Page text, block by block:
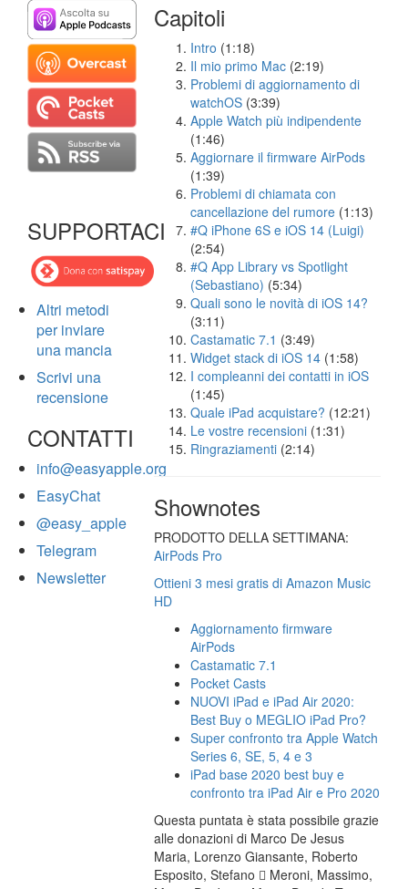
SUPPORTACI
Altri metodi
per inviare
una mancia
Scrivi una
recensione
CONTATTI
info@easyapple.org
EasyChat
@easy_apple
Telegram
Newsletter
Capitoli
Intro (1:18)
Il mio primo Mac (2:19)
Problemi di aggiornamento di
watchOS (3:39)
Apple Watch più indipendente
(1:46)
Aggiornare il firmware AirPods
(1:39)
Problemi di chiamata con
cancellazione del rumore (1:13)
#Q iPhone 6S e iOS 14 (Luigi)
(2:54)
#Q App Library vs Spotlight
(Sebastiano) (5:34)
Quali sono le novità di iOS 14?
(3:11)
Castamatic 7.1 (3:49)
Widget stack di iOS 14 (1:58)
I compleanni dei contatti in iOS
(1:45)
Quale iPad acquistare? (12:21)
Le vostre recensioni (1:31)
Ringraziamenti (2:14)
Shownotes
PRODOTTO DELLA SETTIMANA:
AirPods Pro
Ottieni 3 mesi gratis di Amazon Music
HD
Aggiornamento firmware
AirPods
Castamatic 7.1
Pocket Casts
NUOVI iPad e iPad Air 2020:
Best Buy o MEGLIO iPad Pro?
Super confronto tra Apple Watch
Series 6, SE, 5, 4 e 3
iPad base 2020 best buy e
confronto tra iPad Air e Pro 2020
Questa puntata è stata possibile grazie
alle donazioni di Marco De Jesus
Maria, Lorenzo Giansante, Roberto
Esposito, Stefano  Meroni, Massimo,